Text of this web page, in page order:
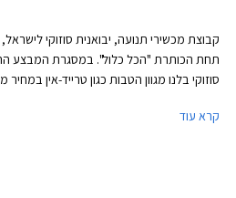
קבוצת מכשירי תנועה, יבואנית סוזוקי
סוזוקי בלנו מגוון הטבות כגון טרייד-אין
החברה מסלולי מימון וליסינג לרוכשים.
קרא עוד